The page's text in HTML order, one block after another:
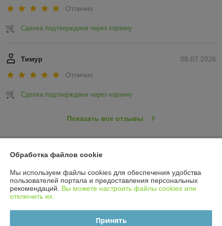
Отлично
Сделка подтверждена через корзину
08.07.2026
Тимур
Отлично
Сделка подтверждена через корзину
Показать все отзывы
О нас
Контакты
Доставка и оплата
Обработка файлов cookie
Мы используем файлы cookies для обеспечения удобства
пользователей портала и предоставления персональных
рекомендаций. Вы можете настроить файлы cookies или
отключить их.
Принять